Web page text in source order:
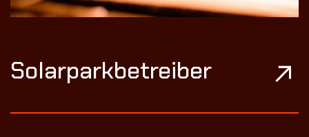
Solarparkbetreiber